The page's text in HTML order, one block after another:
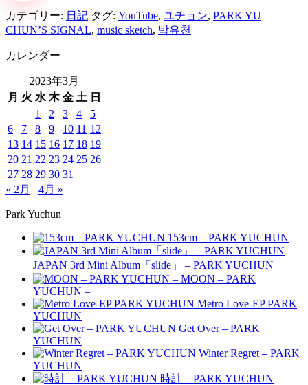
カテゴリー: 日記 タグ: YouTube, ユチョン, PARK YU
CHUN’S SIGNAL, music sketch, 박유천
カレンダー
2023年3月
月 火 水 木 金 土 日
1
2 3 4
5
6
7 8 9 10 11 12
13 14 15 16 17 18 19
20 21 22 23 24 25 26
27 28 29 30 31
« 2月
4月 »
Park Yuchun
153cm – PARK YUCHUN
JAPAN 3rd Mini Album「slide」 – PARK YUCHUN
MOON – PARK
YUCHUN –
Metro Love-EP PARK
YUCHUN
Get Over – PARK
YUCHUN
Winter Regret – PARK
YUCHUN
時計 – PARK YUCHUN